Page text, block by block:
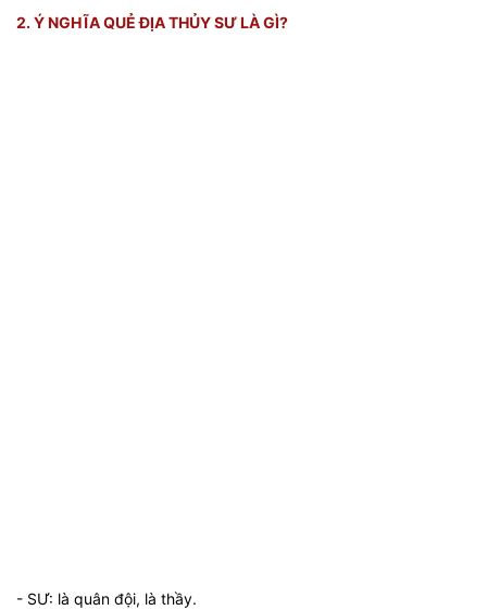
2. Ý NGHĨA QUẺ ĐỊA THỦY SƯ LÀ GÌ?
- SƯ: là quân đội, là thầy.